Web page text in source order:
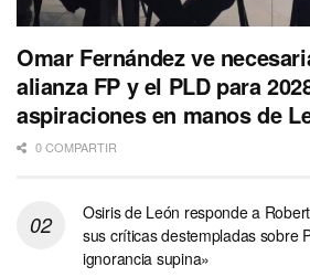
Omar Fernández ve
alianza FP y el PLD para
aspiraciones en manos de
0 COMPARTIR
Osiris de León responde a
sus críticas destempladas sobre
ignorancia supina»